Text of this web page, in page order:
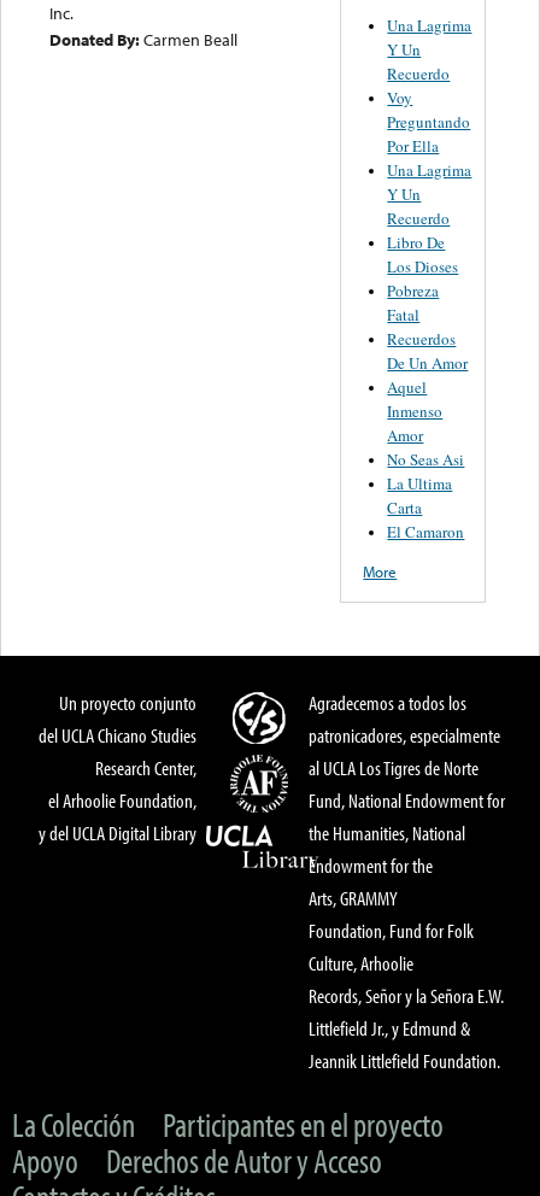
Inc.
Donated By:Carmen Beall
Una Lagrima
Y Un
Recuerdo
Voy
Preguntando
Por Ella
Una Lagrima
Y Un
Recuerdo
Libro De
Los Dioses
Pobreza
Fatal
Recuerdos
De Un Amor
Aquel
Inmenso
Amor
No Seas Asi
La Ultima
Carta
El Camaron
More
Un proyecto conjunto
del UCLA Chicano Studies
Research Center,
el Arhoolie Foundation,
y del UCLA Digital Library
Agradecemos a todos los
patronicadores, especialmente
al UCLA Los Tigres de Norte
Fund, National Endowment for
the Humanities, National
Endowment for the
Arts, GRAMMY
Foundation, Fund for Folk
Culture, Arhoolie
Records, Señor y la Señora E.W.
Littlefield Jr., y Edmund &
Jeannik Littlefield Foundation.
La Colección
Participantes en el proyecto
Apoyo
Derechos de Autor y Acceso